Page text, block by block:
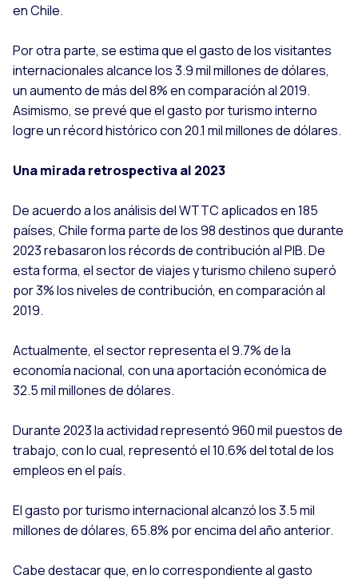
en Chile.
Por otra parte, se estima que el gasto de los visitantes
internacionales alcance los 3.9 mil millones de dólares,
un aumento de más del 8% en comparación al 2019.
Asimismo, se prevé que el gasto por turismo interno
logre un récord histórico con 20.1 mil millones de dólares.
Una mirada retrospectiva al 2023
De acuerdo a los análisis del WTTC aplicados en 185
países, Chile forma parte de los 98 destinos que durante
2023 rebasaron los récords de contribución al PIB. De
esta forma, el sector de viajes y turismo chileno superó
por 3% los niveles de contribución, en comparación al
2019.
Actualmente, el sector representa el 9.7% de la
economía nacional, con una aportación económica de
32.5 mil millones de dólares.
Durante 2023 la actividad representó 960 mil puestos de
trabajo, con lo cual, representó el 10.6% del total de los
empleos en el país.
El gasto por turismo internacional alcanzó los 3.5 mil
millones de dólares, 65.8% por encima del año anterior.
Cabe destacar que, en lo correspondiente al gasto